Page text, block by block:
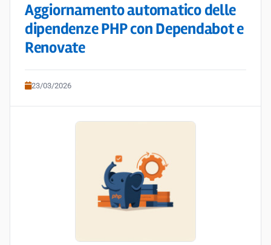
Aggiornamento automatico delle
dipendenze PHP con Dependabot e
Renovate
23/03/2026